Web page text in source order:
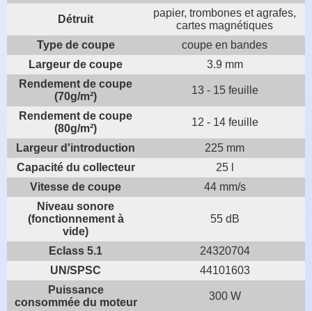
Détruit
papier, trombones et agrafes,
cartes magnétiques
Type de coupe
coupe en bandes
Largeur de coupe
3.9 mm
Rendement de coupe
(70g/m²)
13 - 15 feuille
Rendement de coupe
(80g/m²)
12 - 14 feuille
Largeur d'introduction
225 mm
Capacité du collecteur
25 l
Vitesse de coupe
44 mm/s
Niveau sonore
(fonctionnement à
vide)
55 dB
Eclass 5.1
24320704
UN/SPSC
44101603
Puissance
consommée du moteur
300 W